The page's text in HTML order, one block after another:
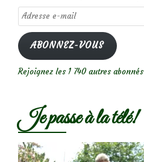
Adresse
e-
mail
ABONNEZ-VOUS
Rejoignez les 1 740 autres abonnés
Je passe à la télé!